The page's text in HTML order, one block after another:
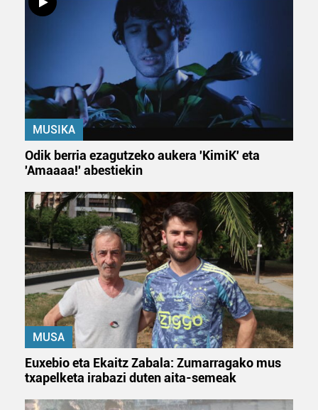
MUSIKA
Odik berria ezagutzeko aukera 'KimiK' eta
'Amaaaa!' abestiekin
MUSA
Euxebio eta Ekaitz Zabala: Zumarragako mus
txapelketa irabazi duten aita-semeak